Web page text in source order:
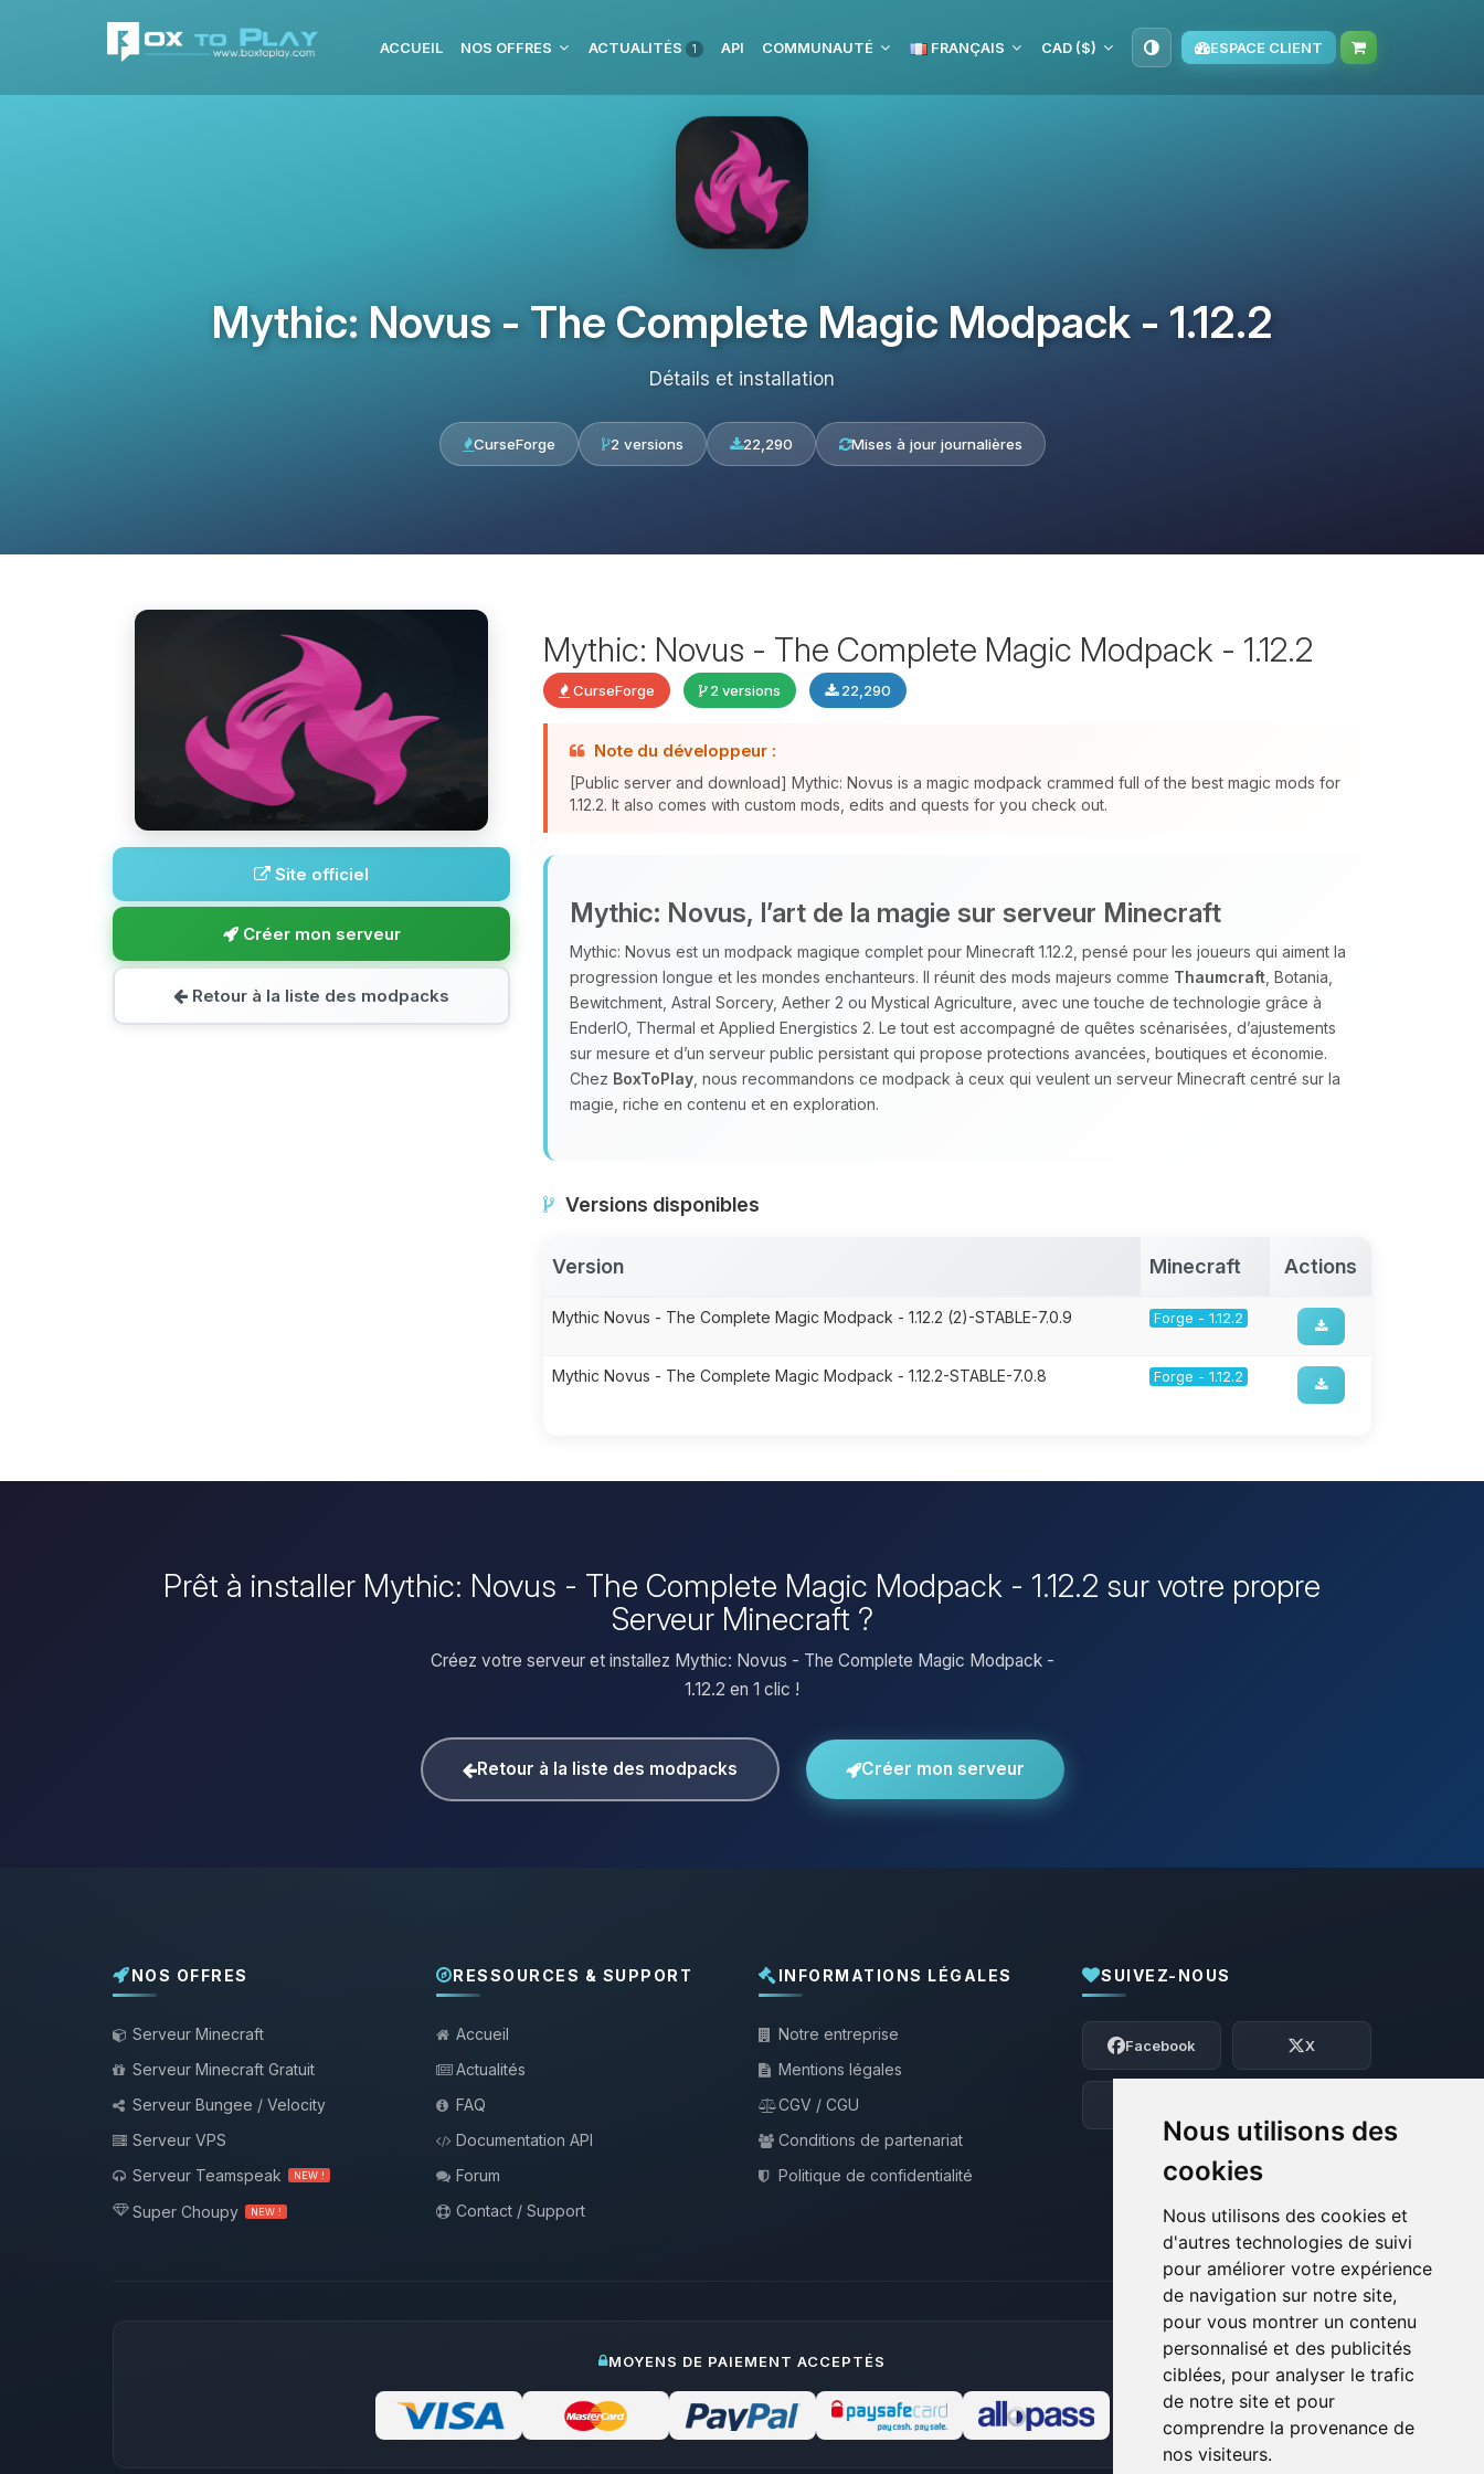
Nous utilisons des
cookies
Nous utilisons des cookies et
d'autres technologies de suivi
pour améliorer votre expérience
de navigation sur notre site,
pour vous montrer un contenu
personnalisé et des publicités
ciblées, pour analyser le trafic
de notre site et pour
comprendre la provenance de
nos visiteurs.
ACCUEIL NOS OFFRES ACTUALITÉS 1 API COMMUNAUTÉ FRANÇAIS CAD ($) ESPACE CLIENT
Mythic: Novus - The Complete Magic Modpack - 1.12.2
Détails et installation
CurseForge 2 versions 22,290 Mises à jour journalières
Site officiel
Créer mon serveur
Retour à la liste des modpacks
Mythic: Novus - The Complete Magic Modpack - 1.12.2
CurseForge 2 versions 22,290
Note du développeur :
[Public server and download] Mythic: Novus is a magic modpack crammed full of the best magic mods for
1.12.2. It also comes with custom mods, edits and quests for you check out.
Mythic: Novus, l’art de la magie sur serveur Minecraft
Mythic: Novus est un modpack magique complet pour Minecraft 1.12.2, pensé pour les joueurs qui aiment la
progression longue et les mondes enchanteurs. Il réunit des mods majeurs comme Thaumcraft , Botania,
Bewitchment, Astral Sorcery, Aether 2 ou Mystical Agriculture, avec une touche de technologie grâce à
EnderIO, Thermal et Applied Energistics 2. Le tout est accompagné de quêtes scénarisées, d’ajustements
sur mesure et d’un serveur public persistant qui propose protections avancées, boutiques et économie.
Chez BoxToPlay , nous recommandons ce modpack à ceux qui veulent un serveur Minecraft centré sur la
magie, riche en contenu et en exploration.
Versions disponibles
Version Minecraft Actions
Mythic Novus - The Complete Magic Modpack - 1.12.2 (2)-STABLE-7.0.9 Forge - 1.12.2
Mythic Novus - The Complete Magic Modpack - 1.12.2-STABLE-7.0.8 Forge - 1.12.2
Prêt à installer Mythic: Novus - The Complete Magic Modpack - 1.12.2 sur votre propre
Serveur Minecraft ?
Créez votre serveur et installez Mythic: Novus - The Complete Magic Modpack -
1.12.2 en 1 clic !
Retour à la liste des modpacks Créer mon serveur
NOS OFFRES
Serveur Minecraft
Serveur Minecraft Gratuit
Serveur Bungee / Velocity
Serveur VPS
Serveur Teamspeak
NEW !
Super Choupy NEW !
RESSOURCES & SUPPORT
Accueil
Actualités
FAQ
Documentation API
Forum
Contact / Support
INFORMATIONS LÉGALES
Notre entreprise
Mentions légales
CGV / CGU
Conditions de partenariat
Politique de confidentialité
SUIVEZ-NOUS
Facebook X
MOYENS DE PAIEMENT ACCEPTÉS
Youpi, enfin quelqu’un pour me parler !
Moi c’est Choupy, ton petit assistant
BoxToPlay. Dis-moi ce dont tu as besoin
et je vais remuer mes petits circuits
08/08/2026 à 11:30